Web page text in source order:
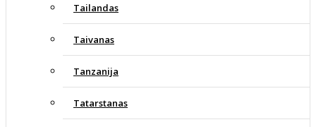
Tailandas
Taivanas
Tanzanija
Tatarstanas